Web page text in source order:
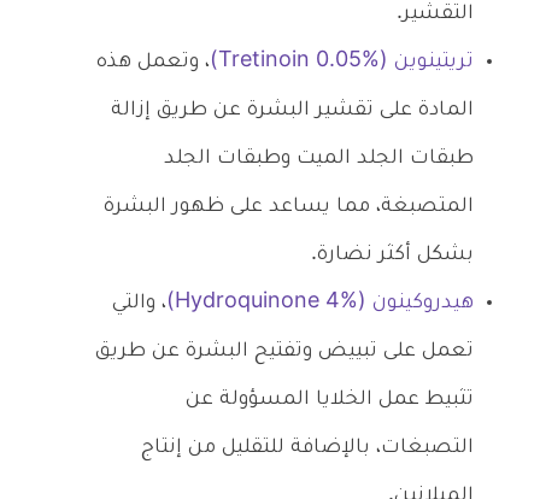
التقشير.
تريتينوين (Tretinoin 0.05%) ، وتعمل هذه
المادة على تقشير البشرة عن طريق إزالة
طبقات الجلد الميت وطبقات الجلد
المتصبغة، مما يساعد على ظهور البشرة
بشكل أكثر نضارة.
هيدروكينون (Hydroquinone 4%) ، والتي
تعمل على تبييض وتفتيح البشرة عن طريق
تثبيط عمل الخلايا المسؤولة عن
التصبغات، بالإضافة للتقليل من إنتاج